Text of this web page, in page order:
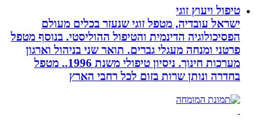
טיפול ויעוץ זוגי
ישראל עובדיה, מטפל זוגי שנעזר בכלים מעולם
הפסיכולוגיה הדינמית והטיפול ההוליסטי. בנוסף מטפל
פרטני ומנחה מעגלי גברים. תואר שני בניהול וארגון
מערכות חינוך. ניסיון טיפולי משנת 1996.. מטפל
בחדרה ונותן שרות בזום לכל רחבי הארץ